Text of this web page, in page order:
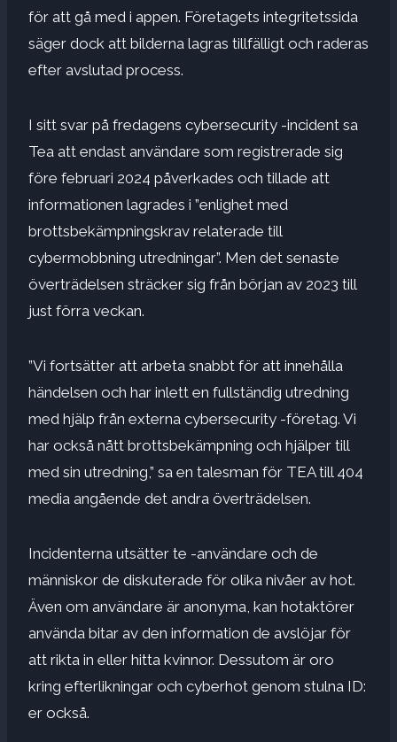
för att gå med i appen. Företagets integritetssida
säger dock att bilderna lagras tillfälligt och raderas
efter avslutad process.
I sitt svar på fredagens cybersecurity -incident sa
Tea att endast användare som registrerade sig
före februari 2024 påverkades och tillade att
informationen lagrades i ”enlighet med
brottsbekämpningskrav relaterade till
cybermobbning utredningar”. Men det senaste
överträdelsen sträcker sig från början av 2023 till
just förra veckan.
”Vi fortsätter att arbeta snabbt för att innehålla
händelsen och har inlett en fullständig utredning
med hjälp från externa cybersecurity -företag. Vi
har också nått brottsbekämpning och hjälper till
med sin utredning,” sa en talesman för TEA till 404
media angående det andra överträdelsen.
Incidenterna utsätter te -användare och de
människor de diskuterade för olika nivåer av hot.
Även om användare är anonyma, kan hotaktörer
använda bitar av den information de avslöjar för
att rikta in eller hitta kvinnor. Dessutom är oro
kring efterlikningar och cyberhot genom stulna ID:
er också.